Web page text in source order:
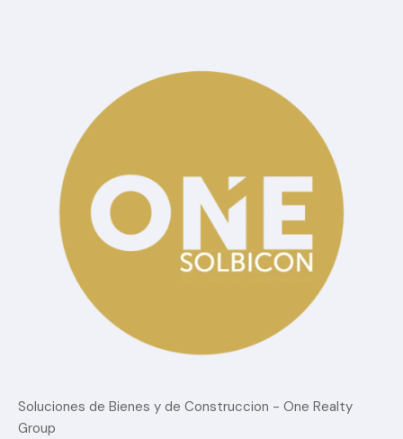
Soluciones de Bienes y de Construccion - One Realty
Group